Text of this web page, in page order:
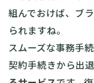
組んでおけば、ブ
られますね。
スムーズな事務手
契約手続きから出